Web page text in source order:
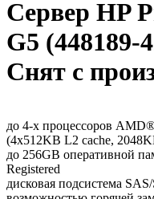
Сервер HP
G5 (448189-
Снят с
до 4-х процессоров
(4x512KB L2 cache,
до 256GB оперативной
Registered
дисковая подсистема